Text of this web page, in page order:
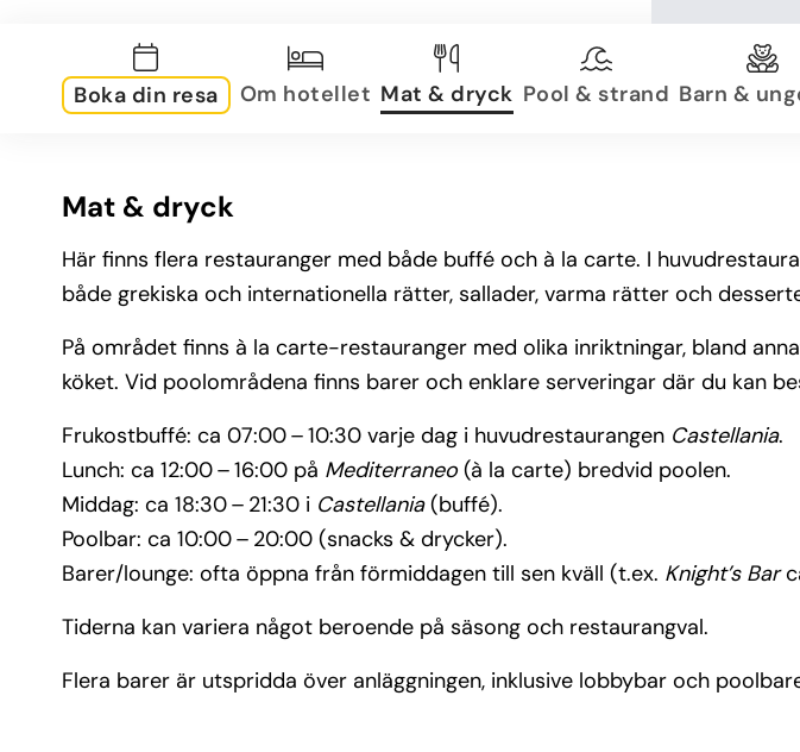
Boka din resa Om hotellet Mat & dryck Pool & strand Barn &
Mat & dryck
Här finns flera restauranger med både buffé och à la carte. I
både grekiska och internationella rätter, sallader, varma rätter och
På området finns à la carte-restauranger med olika inriktningar, bland
köket. Vid poolområdena finns barer och enklare serveringar där du kan
Frukostbuffé: ca 07:00 – 10:30 varje dag i huvudrestaurangen Castellania.
Lunch: ca 12:00 – 16:00 på Mediterraneo (à la carte) bredvid poolen.
Middag: ca 18:30 – 21:30 i Castellania(buffé).
Poolbar: ca 10:00 – 20:00 (snacks & drycker).
Barer/lounge: ofta öppna från förmiddagen till sen kväll (t.ex. Knight’s Bar
Tiderna kan variera något beroende på säsong och restaurangval.
Flera barer är utspridda över anläggningen, inklusive lobbybar och